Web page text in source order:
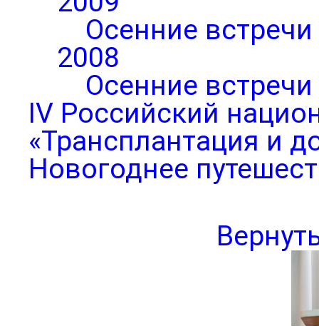
Осенние
2008
Осенние
IV Российский
«Трансплантация и
Новогоднее